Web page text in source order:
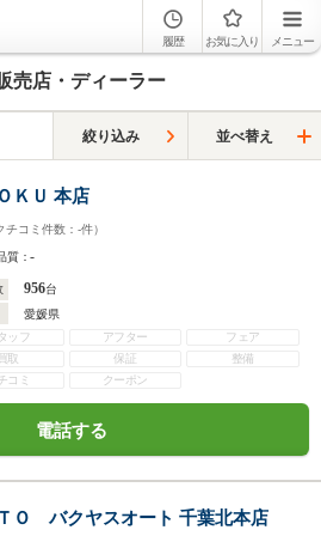
履歴 お気に入り メニュー
売店・ディーラー
絞り込み 並べ替え
ＫＵ 本店
チコミ件数： -件）
質：-
956台
愛媛県
ッフ
アフター
フェア
取
保証
整備
コミ
クーポン
電話する
Ｏ バクヤスオート 千葉北本店